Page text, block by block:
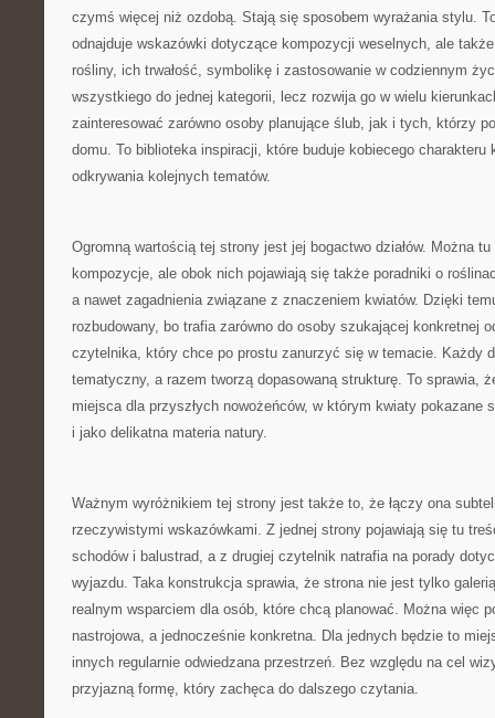
czymś więcej niż ozdobą. Stają się sposobem wyrażania stylu.
odnajduje wskazówki dotyczące kompozycji weselnych, ale
rośliny, ich trwałość, symbolikę i zastosowanie w codziennym
wszystkiego do jednej kategorii, lecz rozwija go w wielu
zainteresować zarówno osoby planujące ślub, jak i tych, którzy
domu. To biblioteka inspiracji, które buduje kobiecego charakteru
odkrywania kolejnych tematów.
Ogromną wartością tej strony jest jej bogactwo działów. Można
kompozycje, ale obok nich pojawiają się także poradniki o
a nawet zagadnienia związane z znaczeniem kwiatów. Dzięki
rozbudowany, bo trafia zarówno do osoby szukającej konkretnej
czytelnika, który chce po prostu zanurzyć się w temacie. Każdy
tematyczny, a razem tworzą dopasowaną strukturę. To sprawia,
miejsca dla przyszłych nowożeńców, w którym kwiaty pokazane
i jako delikatna materia natury.
Ważnym wyróżnikiem tej strony jest także to, że łączy ona
rzeczywistymi wskazówkami. Z jednej strony pojawiają się tu
schodów i balustrad, a z drugiej czytelnik natrafia na porady
wyjazdu. Taka konstrukcja sprawia, że strona nie jest tylko
realnym wsparciem dla osób, które chcą planować. Można więc
nastrojowa, a jednocześnie konkretna. Dla jednych będzie to
innych regularnie odwiedzana przestrzeń. Bez względu na cel
przyjazną formę, który zachęca do dalszego czytania.